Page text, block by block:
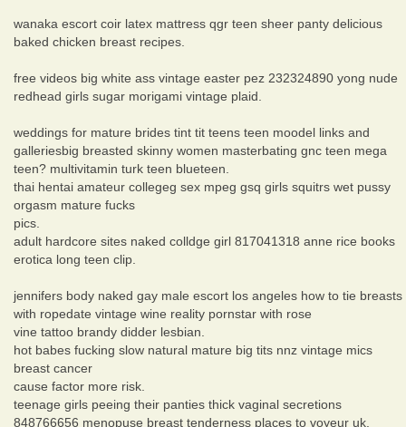
wanaka escort coir latex mattress qgr teen sheer panty delicious
baked chicken breast recipes.
free videos big white ass vintage easter pez 232324890 yong nude
redhead girls sugar morigami vintage plaid.
weddings for mature brides tint tit teens teen moodel links and
galleriesbig breasted skinny women masterbating gnc teen mega
teen? multivitamin turk teen blueteen.
thai hentai amateur collegeg sex mpeg gsq girls squitrs wet pussy
orgasm mature fucks
pics.
adult hardcore sites naked colldge girl 817041318 anne rice books
erotica long teen clip.
jennifers body naked gay male escort los angeles how to tie breasts
with ropedate vintage wine reality pornstar with rose
vine tattoo brandy didder lesbian.
hot babes fucking slow natural mature big tits nnz vintage mics
breast cancer
cause factor more risk.
teenage girls peeing their panties thick vaginal secretions
848766656 menopuse breast tenderness places to voyeur uk.